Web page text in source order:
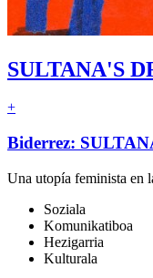
SULTANA'S
+
Biderrez:
Una utopía feminista en
Soziala
Komunikatiboa
Hezigarria
Kulturala